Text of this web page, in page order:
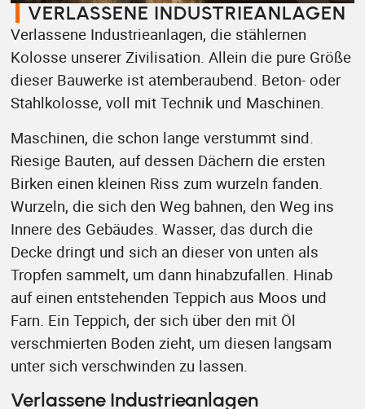
VERLASSENE INDUSTRIEANLAGEN
Verlassene Industrieanlagen, die stählernen
Kolosse unserer Zivilisation. Allein die pure Größe
dieser Bauwerke ist atemberaubend. Beton- oder
Stahlkolosse, voll mit Technik und Maschinen.
Maschinen, die schon lange verstummt sind.
Riesige Bauten, auf dessen Dächern die ersten
Birken einen kleinen Riss zum wurzeln fanden.
Wurzeln, die sich den Weg bahnen, den Weg ins
Innere des Gebäudes. Wasser, das durch die
Decke dringt und sich an dieser von unten als
Tropfen sammelt, um dann hinabzufallen. Hinab
auf einen entstehenden Teppich aus Moos und
Farn. Ein Teppich, der sich über den mit Öl
verschmierten Boden zieht, um diesen langsam
unter sich verschwinden zu lassen.
Verlassene Industrieanlagen